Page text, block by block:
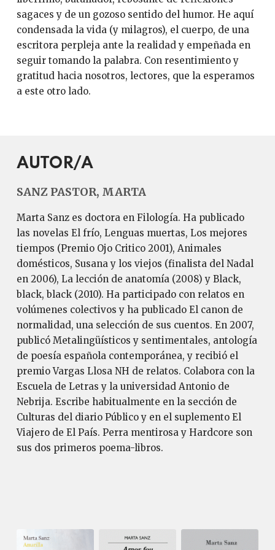
sagaces y de un gozoso sentido del humor. He aquí
condensada la vida (y milagros), el cuerpo, de una
escritora perpleja ante la realidad y empeñada en
seguir tomando la palabra. Con resentimiento y
gratitud hacia nosotros, lectores, que la esperamos
a este otro lado.
AUTOR/A
SANZ PASTOR, MARTA
Marta Sanz es doctora en Filología. Ha publicado
las novelas El frío, Lenguas muertas, Los mejores
tiempos (Premio Ojo Critico 2001), Animales
domésticos, Susana y los viejos (finalista del Nadal
en 2006), La lección de anatomía (2008) y Black,
black, black (2010). Ha participado con relatos en
volúmenes colectivos y ha publicado El canon de
normalidad, una selección de sus cuentos. En 2007,
publicó Metalingüísticos y sentimentales, antología
de poesía española contemporánea, y recibió el
premio Vargas Llosa NH de relatos. Colabora con la
Escuela de Letras y la universidad Antonio de
Nebrija. Escribe habitualmente en la sección de
Culturas del diario Público y en el suplemento El
Viajero de El País. Perra mentirosa y Hardcore son
sus dos primeros poema-libros.